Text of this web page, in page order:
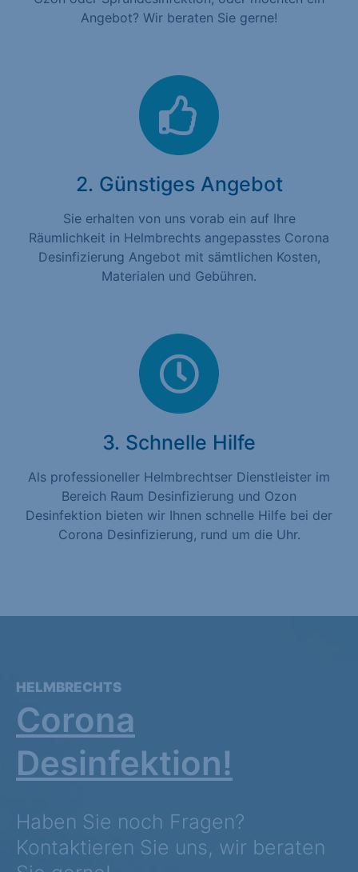
Angebot? Wir beraten Sie gerne!
2. Günstiges Angebot
Sie erhalten von uns vorab ein auf Ihre
Räumlichkeit in Helmbrechts angepasstes Corona
Desinfizierung Angebot mit sämtlichen Kosten,
Materialen und Gebühren.
3. Schnelle Hilfe
Als professioneller Helmbrechtser Dienstleister im
Bereich Raum Desinfizierung und Ozon
Desinfektion bieten wir Ihnen schnelle Hilfe bei der
Corona Desinfizierung, rund um die Uhr.
HELMBRECHTS
Corona
Desinfektion!
Haben Sie noch Fragen?
Kontaktieren Sie uns, wir beraten